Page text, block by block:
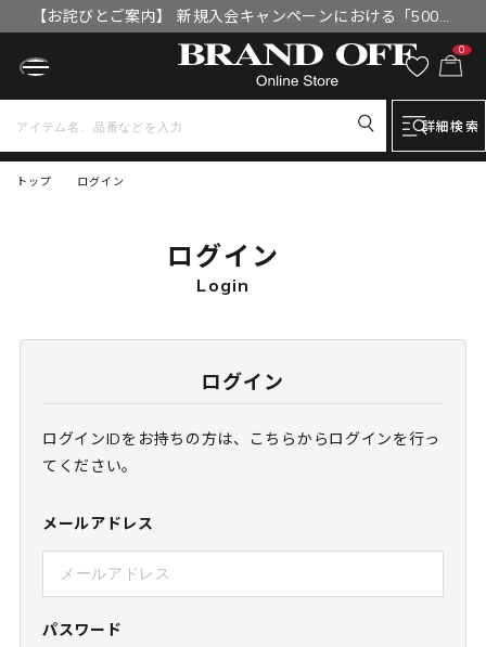
【お詫びとご案内】 新規入会キャンペーンにおける「500円
OFFクーポン」付与漏れと補填について
0
詳細検索
トップ ログイン
ログイン
Login
ログイン
ログインIDをお持ちの方は、こちらからログインを行っ
てください。
メールアドレス
パスワード